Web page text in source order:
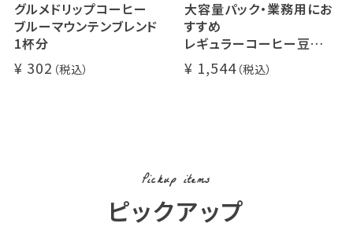
グルメドリップコーヒー
ブルーマウンテンブレンド
1杯分
302
大容量パック・業務用にお
すすめ
レギュラーコーヒー豆
イツモブレンド 500g
1,544
Pickup items
ピックアップ